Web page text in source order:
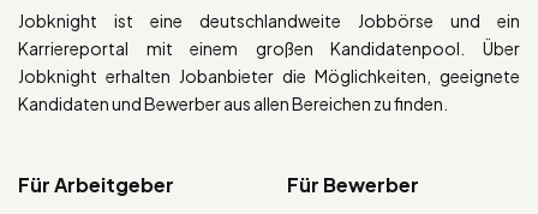
Jobknight ist eine deutschlandweite Jobbörse und ein
Karriereportal mit einem großen Kandidatenpool. Über
Jobknight erhalten Jobanbieter die Möglichkeiten, geeignete
Kandidaten und Bewerber aus allen Bereichen zu finden.
Für Arbeitgeber Für Bewerber